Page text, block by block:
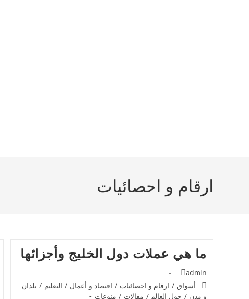
ارقام و احصائيات
ما هي عملات دول الخليج وأجزائها
admin
أسواق / ارقام و احصائيات / اقتصاد و أعمال / التعليم / بلدان
و مدن / حول العالم / مقالات / منوعات